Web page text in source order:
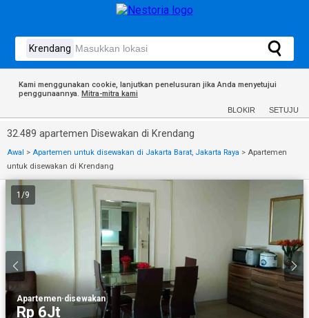
Kami menggunakan cookie, lanjutkan penelusuran jika Anda menyetujui
penggunaannya. Mitra-mitra kami
BLOKIR SETUJU
32.489 apartemen Disewakan di Krendang
Awal > Apartemen untuk disewakan di Jakarta Barat, Jakarta Raya > Apartemen
untuk disewakan di Krendang
1 /9
Apartemen·disewakan
Rp 6Jt